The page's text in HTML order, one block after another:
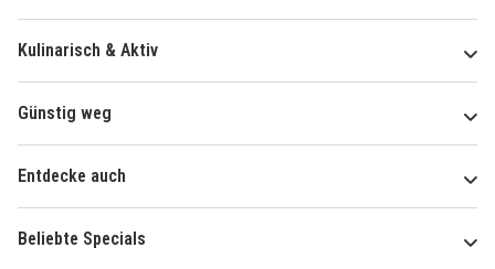
Kulinarisch & Aktiv
Günstig weg
Entdecke auch
Beliebte Specials